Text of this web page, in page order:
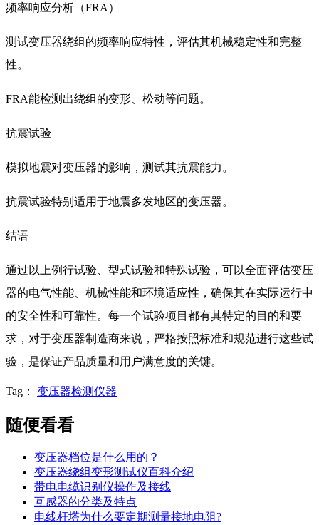
频率响应分析（FRA）
测试变压器绕组的频率响应特性，评估其机械稳定性和完整
性。
FRA能检测出绕组的变形、松动等问题。
抗震试验
模拟地震对变压器的影响，测试其抗震能力。
抗震试验特别适用于地震多发地区的变压器。
结语
通过以上例行试验、型式试验和特殊试验，可以全面评估变压
器的电气性能、机械性能和环境适应性，确保其在实际运行中
的安全性和可靠性。每一个试验项目都有其特定的目的和要
求，对于变压器制造商来说，严格按照标准和规范进行这些试
验，是保证产品质量和用户满意度的关键。
Tag： 变压器检测仪器
随便看看
变压器档位是什么用的？
变压器绕组变形测试仪百科介绍
带电电缆识别仪操作及接线
互感器的分类及特点
电线杆塔为什么要定期测量接地电阻?